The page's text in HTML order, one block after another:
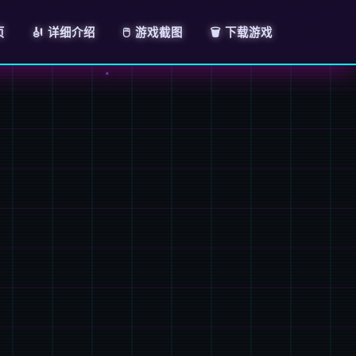
🎻 详细介绍 🖱️ 游戏截图 🗑️ 下载游戏